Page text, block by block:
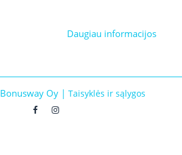
Daugiau informacijos
Bonusway Oy | Taisyklės ir sąlygos
FacebookInstagram